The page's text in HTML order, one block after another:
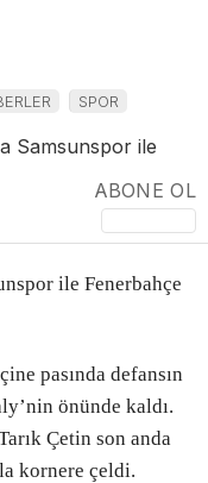
WhatsApp
İhbar Hattı
SPOR
ABONE OL
ile Fenerbahçe
pasında defansın
önünde kaldı.
Çetin son anda
kornere çeldi.